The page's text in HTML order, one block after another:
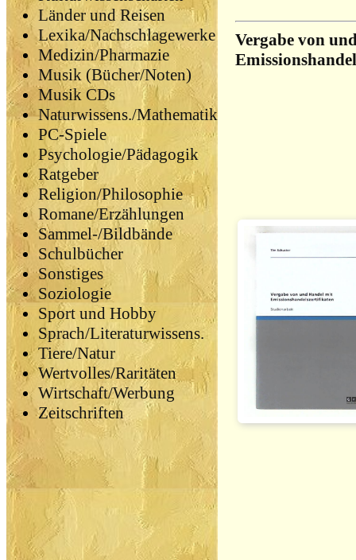
Länder und Reisen
Lexika/Nachschlagewerke
Medizin/Pharmazie
Musik (Bücher/Noten)
Musik CDs
Naturwissens./Mathematik
PC-Spiele
Psychologie/Pädagogik
Ratgeber
Religion/Philosophie
Romane/Erzählungen
Sammel-/Bildbände
Schulbücher
Sonstiges
Soziologie
Sport und Hobby
Sprach/Literaturwissens.
Tiere/Natur
Wertvolles/Raritäten
Wirtschaft/Werbung
Zeitschriften
Vergabe von